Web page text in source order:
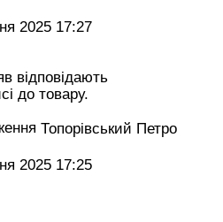
2025 17:27
відповідають
до товару.
Топорівський Петро
2025 17:25